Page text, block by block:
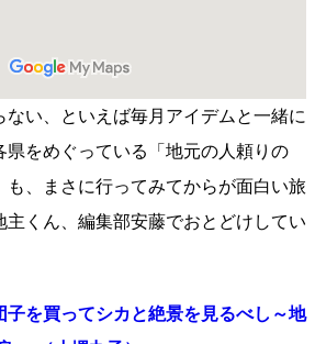
い、といえば毎月アイデムと一緒に
県をめぐっている「地元の人頼りの
も、まさに行ってみてからが面白い旅
主くん、編集部安藤でおとどけしてい
子を買ってシカと絶景を見るべし～地